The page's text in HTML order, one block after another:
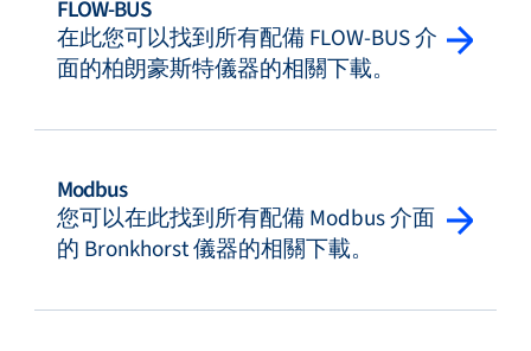
FLOW-BUS
在此您可以找到所有配備 FLOW-BUS 介
面的柏朗豪斯特儀器的相關下載。
Modbus
您可以在此找到所有配備 Modbus 介面
的 Bronkhorst 儀器的相關下載。